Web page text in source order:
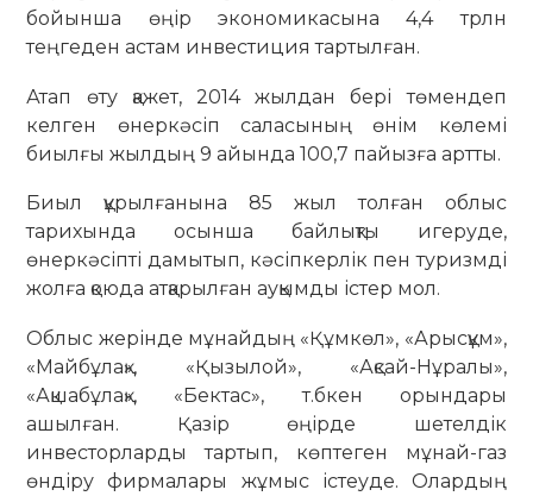
бойынша өңір экономикасына 4,4 трлн
теңгеден астам инвестиция тартылған.
Атап өту қажет, 2014 жылдан бері төмендеп
келген өнеркәсіп саласының өнім көлемі
биылғы жылдың 9 айында 100,7 пайызға артты.
Биыл құрылғанына 85 жыл толған облыс
тарихында осынша байлықты игеруде,
өнеркәсіпті дамытып, кәсіпкерлік пен туризмді
жолға қоюда атқарылған ауқымды істер мол.
Облыс жерінде мұнайдың «Құмкөл», «Арысқұм»,
«Майбұлақ», «Қызылой», «Ақсай-Нұралы»,
«Ақшабұлақ», «Бектас», т.бкен орындары
ашылған. Қазір өңірде шетелдік
инвесторларды тартып, көптеген мұнай-газ
өндіру фирмалары жұмыс істеуде. Олардың